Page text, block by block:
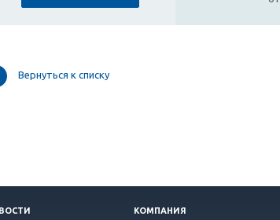
Вернуться к списку
КОМПАНИЯ